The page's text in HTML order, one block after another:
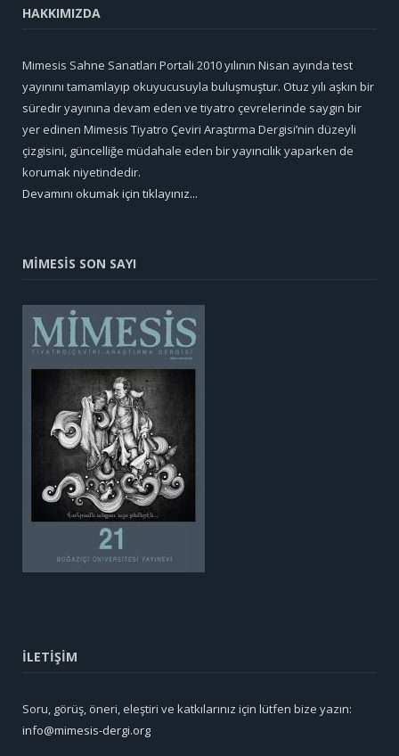
HAKKIMIZDA
Mimesis Sahne Sanatları Portali 2010 yılının Nisan ayında test
yayınını tamamlayıp okuyucusuyla buluşmuştur. Otuz yılı aşkın bir
süredir yayınına devam eden ve tiyatro çevrelerinde saygın bir
yer edinen Mimesis Tiyatro Çeviri Araştırma Dergisi’nin düzeyli
çizgisini, güncelliğe müdahale eden bir yayıncılık yaparken de
korumak niyetindedir.
Devamını okumak için tıklayınız...
MİMESİS SON SAYI
İLETİŞİM
Soru, görüş, öneri, eleştiri ve katkılarınız için lütfen bize yazın:
info@mimesis-dergi.org